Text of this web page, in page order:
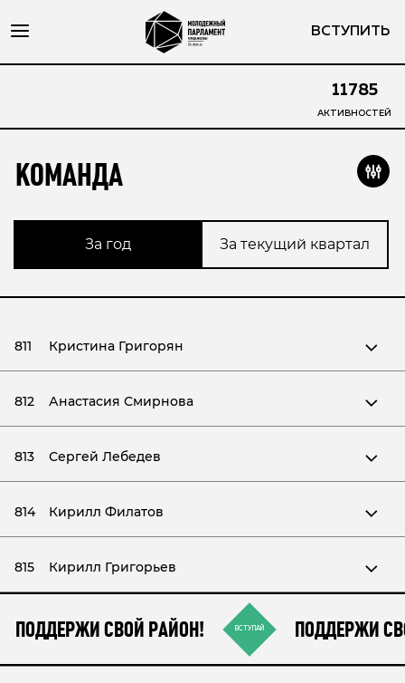
ВСТУПИТЬ
11785
АКТИВНОСТЕЙ
КОМАНДА
За год За текущий квартал
811 Кристина Григорян
812 Анастасия Смирнова
813 Сергей Лебедев
814 Кирилл Филатов
815 Кирилл Григорьев
ПОДДЕРЖИ СВОЙ РАЙОН! ВСТУПАЙ ПОДДЕРЖИ